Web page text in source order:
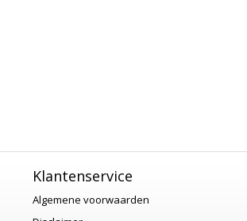
Klantenservice
Algemene voorwaarden